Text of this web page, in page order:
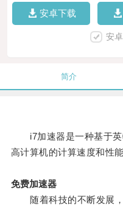
安卓下载
安
简介
i7加速器是一种基于英
高计算机的计算速度和性能
免费加速器
随着科技的不断发展，